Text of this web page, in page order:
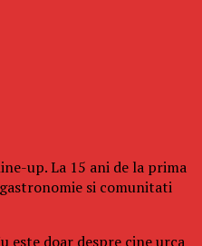
up. La 15 ani de la prima
si comunitati
doar despre cine urca